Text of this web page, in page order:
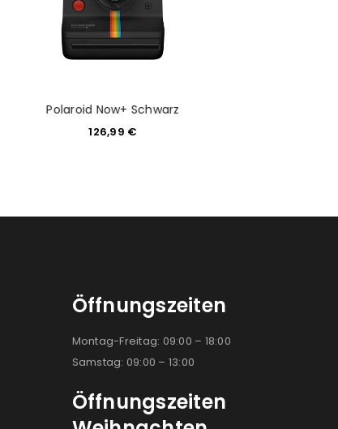
Polaroid Now+ Schwarz
126,99 €
Öffnungszeiten
Montag-Freitag: 09:00 – 18:00
Samstag: 09:00 – 13:00
Öffnungszeiten